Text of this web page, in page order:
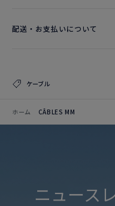
配送・お支払いについて
ケーブル
ホーム CÂBLES MM
ニュース